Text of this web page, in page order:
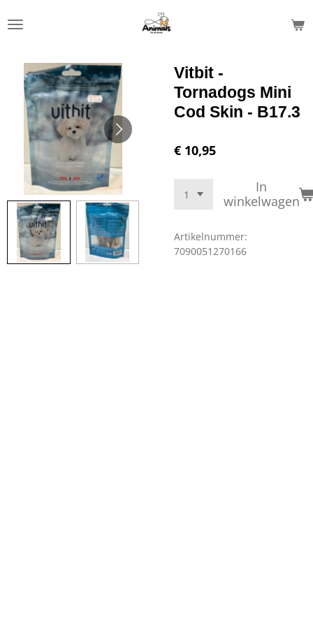
direct
hoofdinhoud
Vitbit -
Tornadogs Mini
Cod Skin - B17.3
€ 10,95
In
winkelwagen
Artikelnummer:
7090051270166